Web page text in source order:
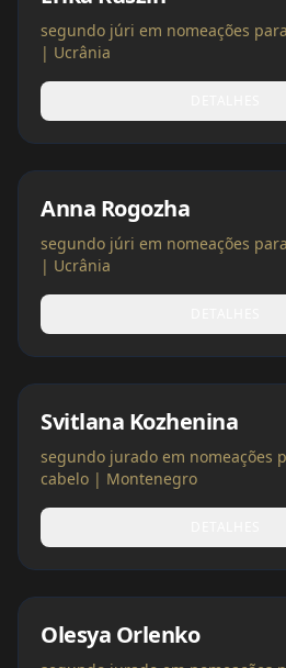
segundo júri em nomeações
| Ucrânia
Anna Rogozha
segundo júri em nomeações
| Ucrânia
Svitlana Kozhenina
segundo jurado em nomeações
cabelo | Montenegro
Olesya Orlenko